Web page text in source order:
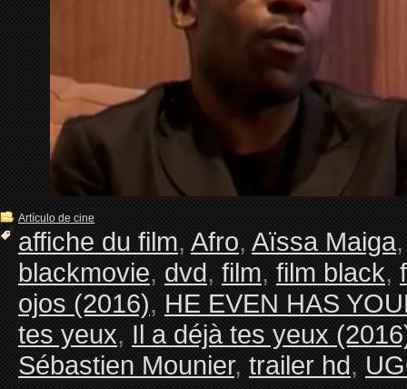
Artículo de cine
affiche du film,Afro,Aïssa Maiga
blackmovie,dvd,film,film black,
ojos (2016),HE EVEN HAS
tes yeux,Il a déjà tes yeux
Sébastien Mounier,trailer hd,